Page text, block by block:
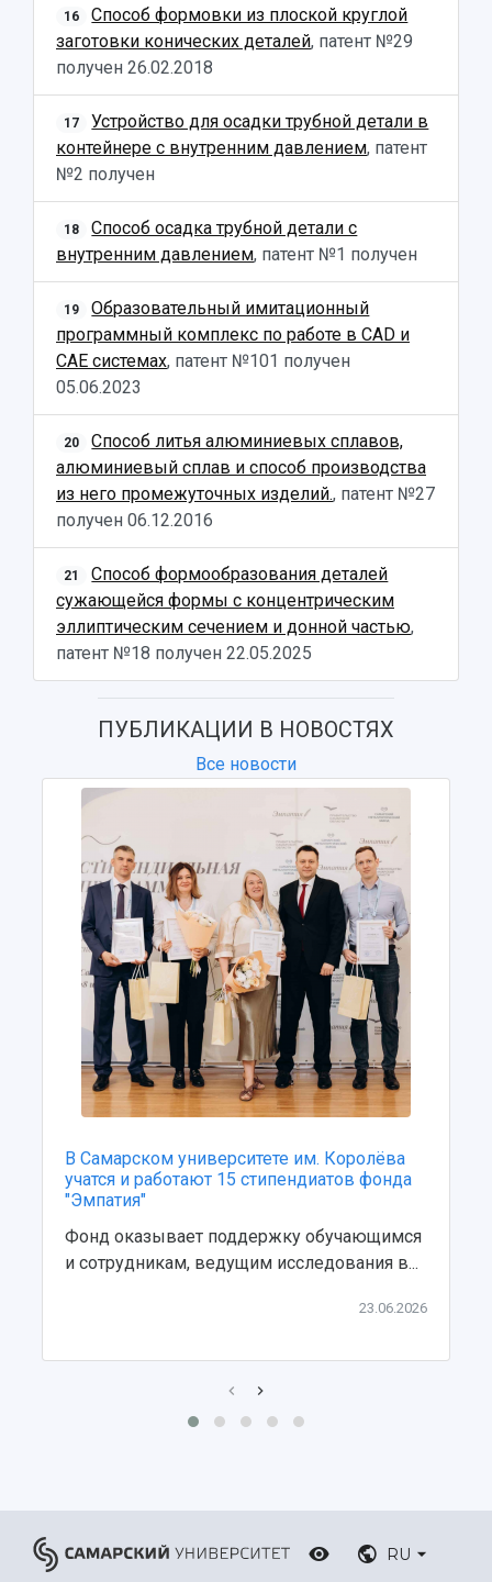
16
Способ формовки из плоской круглой
заготовки конических деталей, патент №29
получен 26.02.2018
17
Устройство для осадки трубной детали в
контейнере с внутренним давлением, патент
№2 получен
18
Способ осадка трубной детали с
внутренним давлением, патент №1 получен
19
Образовательный имитационный
программный комплекс по работе в CAD и
CAE системах, патент №101 получен
05.06.2023
20
Способ литья алюминиевых сплавов,
алюминиевый сплав и способ производства
из него промежуточных изделий., патент №27
получен 06.12.2016
21
Способ формообразования деталей
сужающейся формы с концентрическим
эллиптическим сечением и донной частью,
патент №18 получен 22.05.2025
ПУБЛИКАЦИИ В НОВОСТЯХ
Все новости
В Самарском университете им. Королёва
учатся и работают 15 стипендиатов фонда
"Эмпатия"
Фонд оказывает поддержку обучающимся
и сотрудникам, ведущим исследования в...
23.06.2026
RU